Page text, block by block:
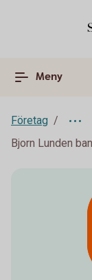
Meny
Företag
Bjorn Lunden